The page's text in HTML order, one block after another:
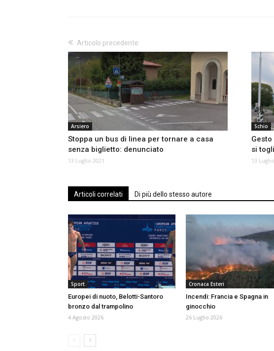
Articolo precedente
Arsiero
Stoppa un bus di linea per tornare a casa
senza biglietto: denunciato
13 Luglio 2021
Schio
si
13
Articoli correlati Di più dello stesso autore
Sport
Europei di nuoto, Belotti-Santoro
bronzo dal trampolino
4 Agosto 2026
Cronaca Esteri
Incendi: Francia e Spagna in
ginocchio
26 Luglio 2026